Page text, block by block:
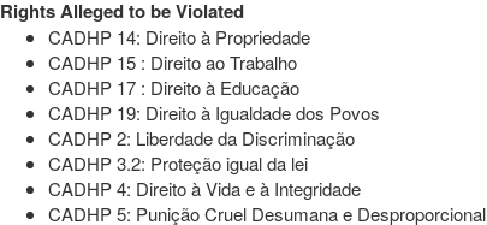
Rights Alleged to be Violated
CADHP 14: Direito à Propriedade
CADHP 15 : Direito ao Trabalho
CADHP 17 : Direito à Educação
CADHP 19: Direito à Igualdade dos Povos
CADHP 2: Liberdade da Discriminação
CADHP 3.2: Proteção igual da lei
CADHP 4: Direito à Vida e à Integridade
CADHP 5: Punição Cruel Desumana e Desproporcional